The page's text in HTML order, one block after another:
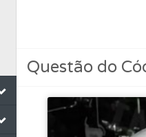
Saiba no
Questão do